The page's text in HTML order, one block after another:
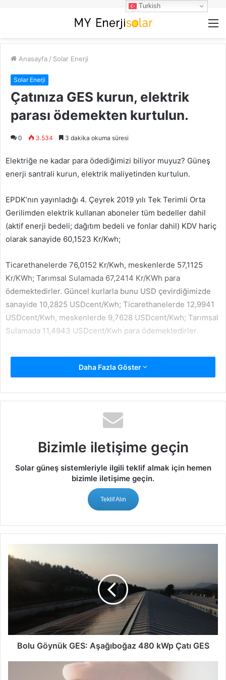
Anasayfa / Solar Enerji
Solar Enerji
Çatınıza GES kurun, elektrik
parası ödemekten kurtulun.
0 3.534 3 dakika okuma süresi
Elektriğe ne kadar para ödediğimizi biliyor muyuz? Güneş
enerji santrali kurun, elektrik maliyetinden kurtulun.
EPDK’nın yayınladığı 4. Çeyrek 2019 yılı Tek Terimli Orta
Gerilimden elektrik kullanan aboneler tüm bedeller dahil
(aktif enerji bedeli; dağıtım bedeli ve fonlar dahil) KDV hariç
olarak sanayide 60,1523 Kr/Kwh;
Ticarethanelerde 76,0152 Kr/Kwh, meskenlerde 57,1125
Kr/KWh; Tarımsal Sulamada 67,2414 Kr/KWh para
ödemektedirler. Güncel kurlarla bunu USD çevirdiğimizde
sanayide 10,2825 USDcent/Kwh; Ticarethanelerde 12,9941
USDcent/Kwh, meskenlerde 9,7628 USDcent/Kwh; Tarımsal
Sulamada 11,4943 USDcent/Kwh para ödemektedirler.
Her ne kadar elektrik fiyatlarını TL olarak ödesek de;
Türkiye’de elektrik fiyatları petrol fiyatları; USD/TL kur
paritesi; Türkiye’de ki elektrik arz-talep dengesine
bağlantılıdır. Durum böyle olunca petrol fiyatları ile bağlantılı
tarife grubunda bütün bedeller dahil 70 USD/Mwh altına (şu
anda 102 USD/MWh); Ticaret tarife grubunda da 100
USD/Mwh altına (şu anda 129 USD/Mwh) inmemiştir.
Daha Fazla Göster
Bizimle iletişime geçin
Solar güneş sistemleriyle ilgili teklif almak için hemen
bizimle iletişime geçin.
Teklif Alın
Bolu Göynük GES: Aşağıboğaz 480 kWp Çatı GES
Turkish